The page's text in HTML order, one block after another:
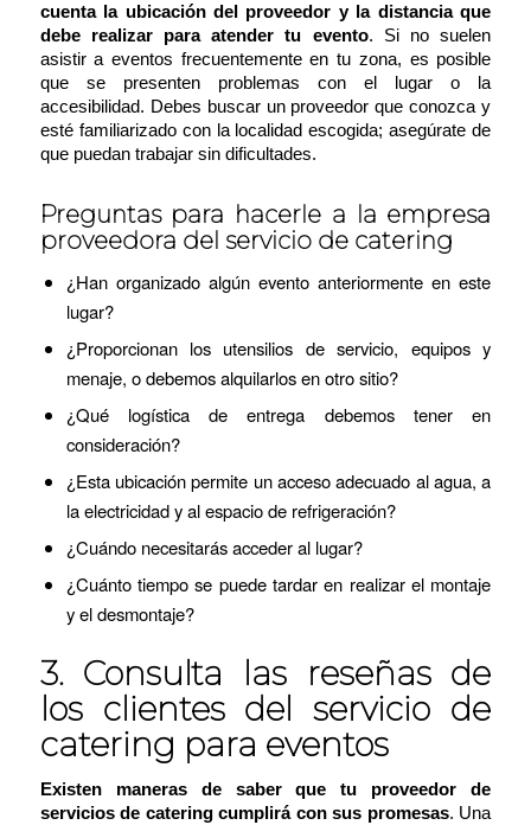
cuenta la ubicación del proveedor y la distancia que
debe realizar para atender tu evento. Si no suelen
asistir a eventos frecuentemente en tu zona, es posible
que se presenten problemas con el lugar o la
accesibilidad. Debes buscar un proveedor que conozca y
esté familiarizado con la localidad escogida; asegúrate de
que puedan trabajar sin dificultades.
Preguntas para hacerle a la empresa
proveedora del servicio de catering
¿Han organizado algún evento anteriormente en este
lugar?
¿Proporcionan los utensilios de servicio, equipos y
menaje, o debemos alquilarlos en otro sitio?
¿Qué logística de entrega debemos tener en
consideración?
¿Esta ubicación permite un acceso adecuado al agua, a
la electricidad y al espacio de refrigeración?
¿Cuándo necesitarás acceder al lugar?
¿Cuánto tiempo se puede tardar en realizar el montaje
y el desmontaje?
3. Consulta las reseñas de
los clientes del servicio de
catering para eventos
Existen maneras de saber que tu proveedor de
servicios de catering cumplirá con sus promesas. Una